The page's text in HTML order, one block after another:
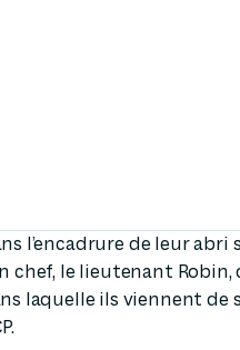
l’encadrure de leur
chef, le lieutenant
laquelle ils viennent de